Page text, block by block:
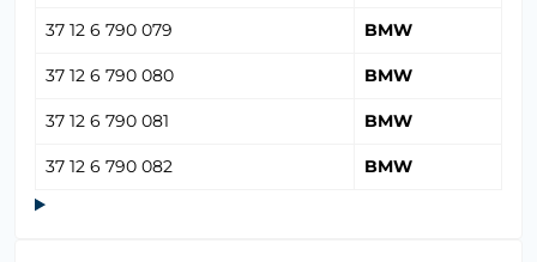
37 12 6 790 079 BMW
37 12 6 790 080 BMW
37 12 6 790 081 BMW
37 12 6 790 082 BMW